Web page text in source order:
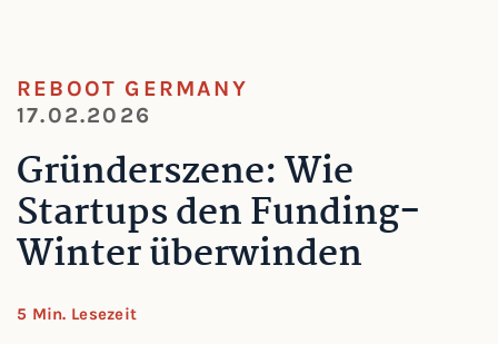
REBOOT GERMANY
17.02.2026
Gründerszene: Wie
Startups den Funding-
Winter überwinden
5 Min. Lesezeit